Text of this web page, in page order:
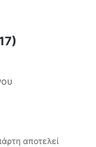
αποτελεί